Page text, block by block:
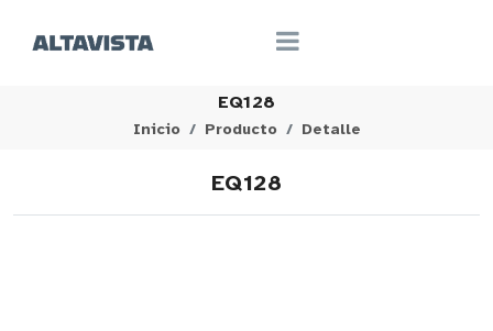
EQ128
Inicio Producto Detalle
EQ128